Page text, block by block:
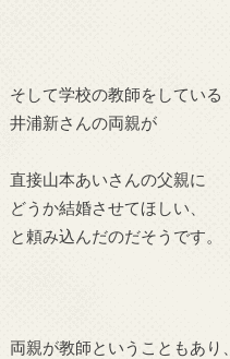
そして学校の教師をしている
井浦新さんの両親が
直接山本あいさんの父親に
どうか結婚させてほしい、
と頼み込んだのだそうです。
両親が教師ということもあり、